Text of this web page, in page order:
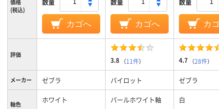
価格
(税込)
カゴへ カゴへ カ
評価
3.8 （11件） 4.7 （28件）
メーカー ゼブラ パイロット ゼブラ
軸色 ホワイト パールホワイト軸 白